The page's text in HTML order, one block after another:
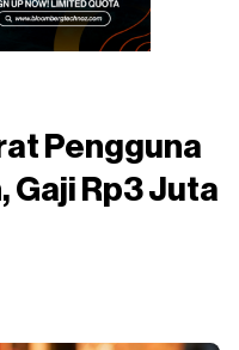
Pengguna
Gaji Rp3 Juta